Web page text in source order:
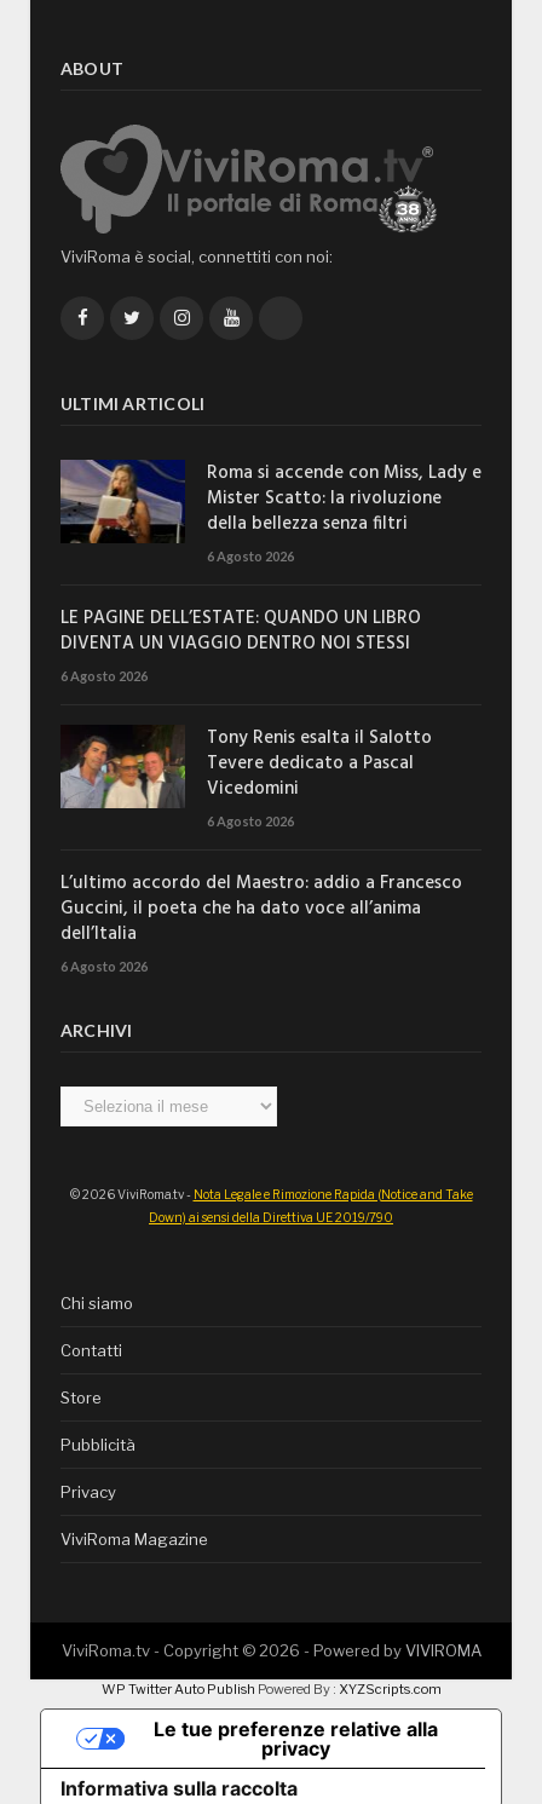
ABOUT
ViviRoma è social, connettiti con noi:
FacebookTwitterInstagramYouTube
ULTIMI ARTICOLI
Roma si accende con Miss, Lady e
Mister Scatto: la rivoluzione
della bellezza senza filtri
6 Agosto 2026
LE PAGINE DELL’ESTATE: QUANDO UN LIBRO
DIVENTA UN VIAGGIO DENTRO NOI STESSI
6 Agosto 2026
Tony Renis esalta il Salotto
Tevere dedicato a Pascal
Vicedomini
6 Agosto 2026
L’ultimo accordo del Maestro: addio a Francesco
Guccini, il poeta che ha dato voce all’anima
dell’Italia
6 Agosto 2026
ARCHIVI
Archivi
© 2026 ViviRoma.tv - Nota Legale e Rimozione Rapida (Notice and Take
Down) ai sensi della Direttiva UE 2019/790
Chi siamo
Contatti
Store
Pubblicità
Privacy
ViviRoma Magazine
ViviRoma.tv - Copyright ©2026 - Powered byVIVIROMA
WP Twitter Auto Publish Powered By : XYZScripts.com
Informativa sulla raccolta
Le tue preferenze relative alla
privacy